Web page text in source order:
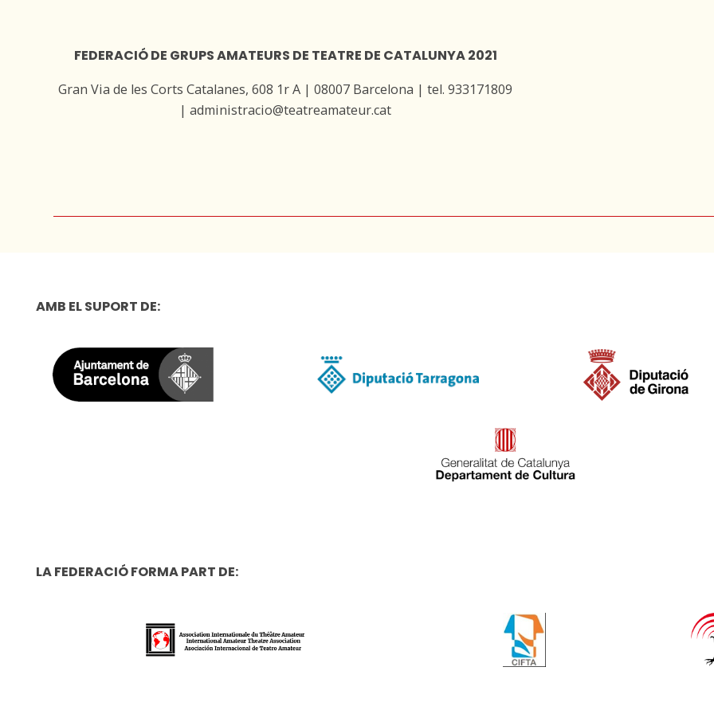
FEDERACIÓ DE GRUPS AMATEURS DE TEATRE DE CATALUNYA 2021
Gran Via de les Corts Catalanes, 608 1r A | 08007 Barcelona | tel. 933171809
| administracio@teatreamateur.cat
AMB EL SUPORT DE:
LA FEDERACIÓ FORMA PART DE: